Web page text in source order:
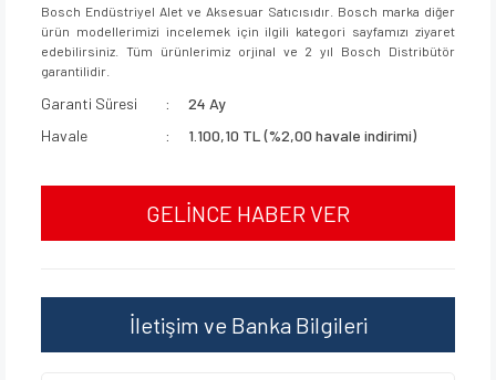
Bosch Endüstriyel Alet ve Aksesuar Satıcısıdır. Bosch marka diğer
ürün modellerimizi incelemek için ilgili kategori sayfamızı ziyaret
edebilirsiniz. Tüm ürünlerimiz orjinal ve 2 yıl Bosch Distribütör
garantilidir.
Garanti Süresi
24 Ay
Havale
1.100,10 TL (%2,00 havale indirimi)
GELİNCE HABER VER
İletişim ve Banka Bilgileri